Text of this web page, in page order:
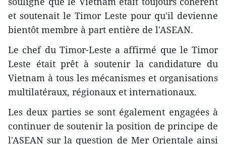
et soutenait le Timor Leste pour qu'il devienne
bientôt membre à part entière de l'ASEAN.
Le chef du Timor-Leste a affirmé que le Timor
Leste était prêt à soutenir la candidature du
Vietnam à tous les mécanismes et organisations
multilatéraux, régionaux et internationaux.
Les deux parties se sont également engagées à
continuer de soutenir la position de principe de
l'ASEAN sur la question de Mer Orientale ainsi